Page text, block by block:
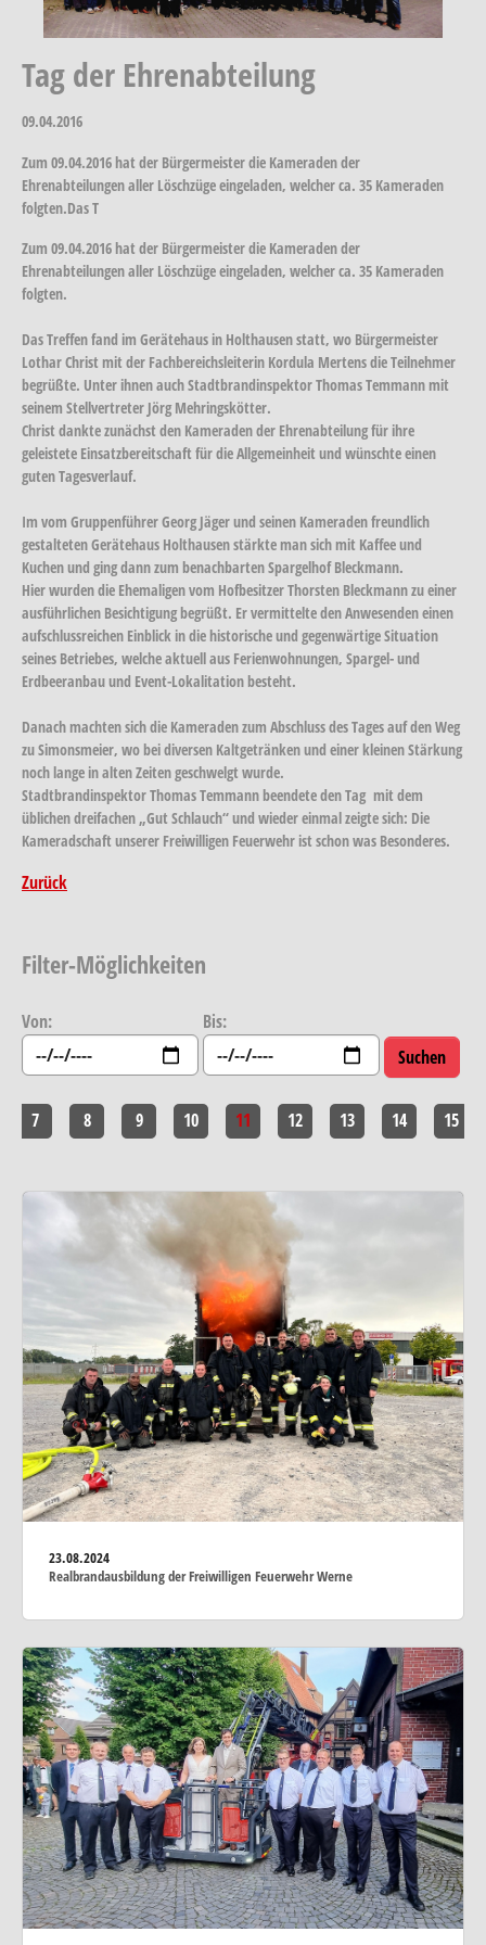
Tag der Ehrenabteilung
09.04.2016
Zum 09.04.2016 hat der Bürgermeister die Kameraden der
Ehrenabteilungen aller Löschzüge eingeladen, welcher ca. 35 Kameraden
folgten.Das T
Zum 09.04.2016 hat der Bürgermeister die Kameraden der
Ehrenabteilungen aller Löschzüge eingeladen, welcher ca. 35 Kameraden
folgten.
Das Treffen fand im Gerätehaus in Holthausen statt, wo Bürgermeister
Lothar Christ mit der Fachbereichsleiterin Kordula Mertens die Teilnehmer
begrüßte. Unter ihnen auch Stadtbrandinspektor Thomas Temmann mit
seinem Stellvertreter Jörg Mehringskötter.
Christ dankte zunächst den Kameraden der Ehrenabteilung für ihre
geleistete Einsatzbereitschaft für die Allgemeinheit und wünschte einen
guten Tagesverlauf.
Im vom Gruppenführer Georg Jäger und seinen Kameraden freundlich
gestalteten Gerätehaus Holthausen stärkte man sich mit Kaffee und
Kuchen und ging dann zum benachbarten Spargelhof Bleckmann.
Hier wurden die Ehemaligen vom Hofbesitzer Thorsten Bleckmann zu einer
ausführlichen Besichtigung begrüßt. Er vermittelte den Anwesenden einen
aufschlussreichen Einblick in die historische und gegenwärtige Situation
seines Betriebes, welche aktuell aus Ferienwohnungen, Spargel- und
Erdbeeranbau und Event-Lokalitation besteht.
Danach machten sich die Kameraden zum Abschluss des Tages auf den Weg
zu Simonsmeier, wo bei diversen Kaltgetränken und einer kleinen Stärkung
noch lange in alten Zeiten geschwelgt wurde.
Stadtbrandinspektor Thomas Temmann beendete den Tag mit dem
üblichen dreifachen „Gut Schlauch“ und wieder einmal zeigte sich: Die
Kameradschaft unserer Freiwilligen Feuerwehr ist schon was Besonderes.
Zurück
Filter-Möglichkeiten
Von: Bis:
7 8 9 10 11 12 13 14 15
23.08.2024
Realbrandausbildung der Freiwilligen Feuerwehr Werne